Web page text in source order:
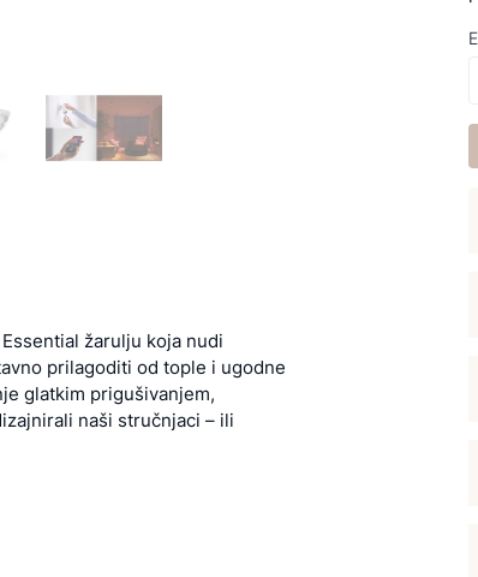
žarulju koja nudi
prilagoditi od tople i ugodne
glatkim prigušivanjem,
naši stručnjaci – ili